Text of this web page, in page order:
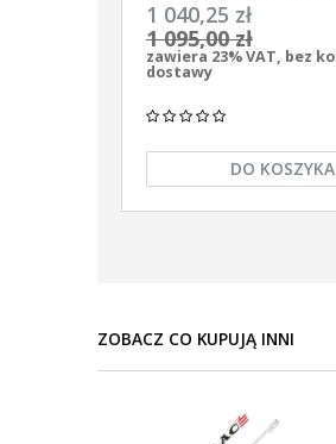
uniwersalny Pomelac
Jula
1 040,25 zł
1 095,00 zł
zawiera 23% VAT, bez
dostawy
DO KOSZYKA
ZOBACZ CO KUPUJĄ INNI